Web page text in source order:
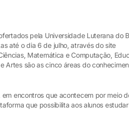
pela Universidade Luterana do
até o dia 6 de julho, através do site
Matemática e Computação,
Artes são as cinco áreas do
encontros que acontecem por meio
que possibilita aos alunos